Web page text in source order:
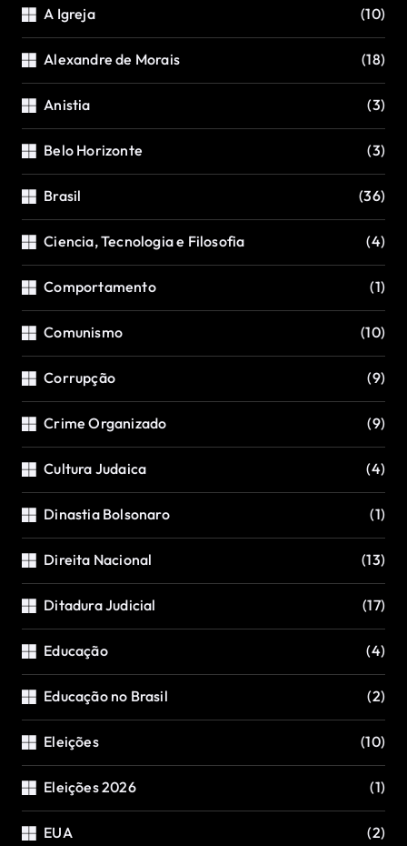
A Igreja (10)
Alexandre de Morais (18)
Anistia (3)
Belo Horizonte (3)
Brasil (36)
Ciencia, Tecnologia e Filosofia (4)
Comportamento (1)
Comunismo (10)
Corrupção (9)
Crime Organizado (9)
Cultura Judaica (4)
Dinastia Bolsonaro (1)
Direita Nacional (13)
Ditadura Judicial (17)
Educação (4)
Educação no Brasil (2)
Eleições (10)
Eleições 2026 (1)
EUA (2)